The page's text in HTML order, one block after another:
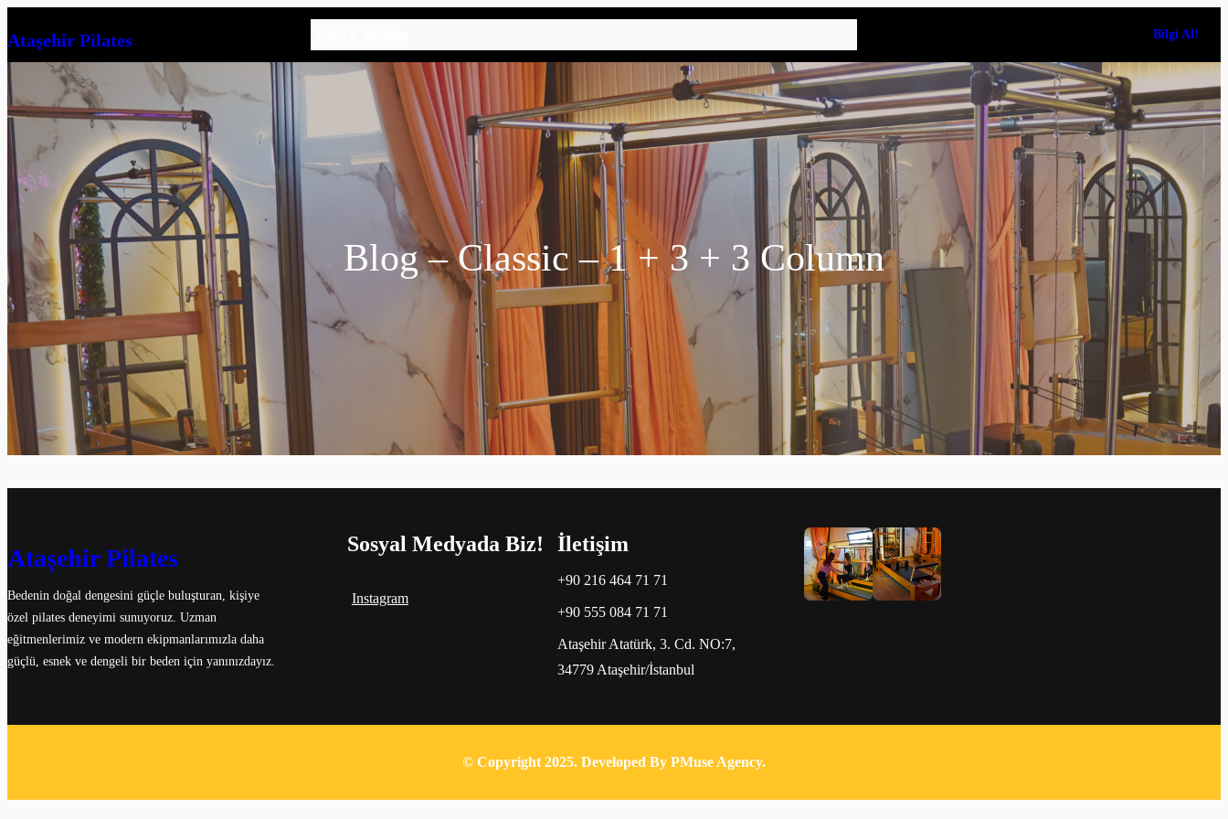
Ataşehir Pilates Bilgi Al!
Blog – Classic – 1 + 3 + 3 Column
Ataşehir Pilates
Bedenin doğal dengesini güçle buluşturan, kişiye
özel pilates deneyimi sunuyoruz. Uzman
eğitmenlerimiz ve modern ekipmanlarımızla daha
güçlü, esnek ve dengeli bir beden için yanınızdayız.
Sosyal Medyada Biz!
Instagram
İletişim
+90 216 464 71 71
+90 555 084 71 71
Ataşehir Atatürk, 3. Cd. NO:7,
34779 Ataşehir/İstanbul
© Copyright 2025. Developed By PMuse Agency.